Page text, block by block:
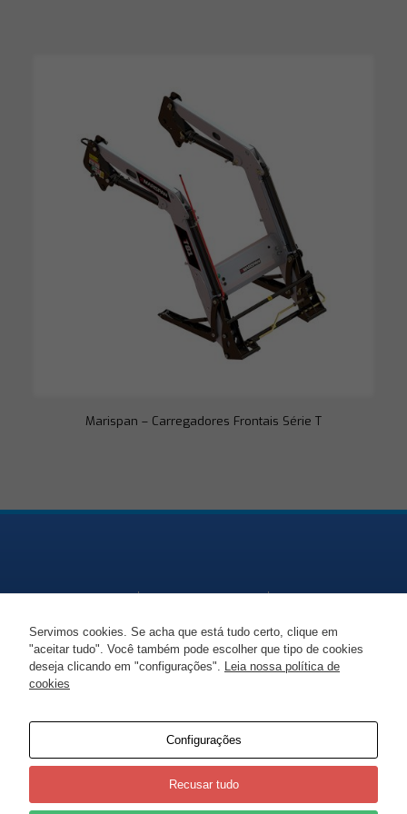
Marispan – Carregadores Frontais Série T
Endereço
Moema, Itaiópolis -
Telefone Email
Servimos cookies. Se acha que está tudo certo, clique em
"aceitar tudo". Você também pode escolher que tipo de cookies
deseja clicando em "configurações". Leia nossa política de
cookies
Configurações
Recusar tudo
desaparecerão
do site.
Marketing
Ao compartilhar
seus interesses
comportamento
ao visitar nosso
site, você
aumenta a
chance de ver
conteúdo e
ofertas